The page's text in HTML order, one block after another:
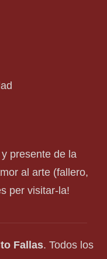
presente de la
al arte (fallero,
per visitar-la!
Fallas. Todos los